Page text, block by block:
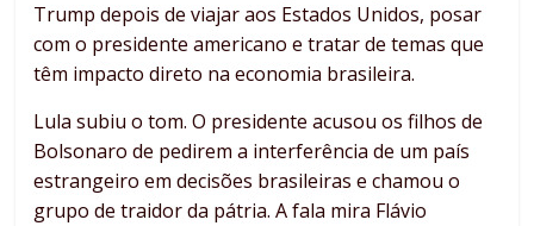
Trump depois de viajar aos Estados Unidos, posar
com o presidente americano e tratar de temas que
têm impacto direto na economia brasileira.
Lula subiu o tom. O presidente acusou os filhos de
Bolsonaro de pedirem a interferência de um país
estrangeiro em decisões brasileiras e chamou o
grupo de traidor da pátria. A fala mira Flávio